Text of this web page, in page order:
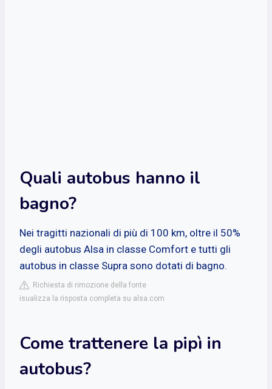
Quali autobus hanno il
bagno?
Nei tragitti nazionali di più di 100 km, oltre il 50%
degli autobus Alsa in classe Comfort e tutti gli
autobus in classe Supra sono dotati di bagno.
Richiesta di rimozione della fonte
isualizza la risposta completa su alsa.com
Come trattenere la pipì in
autobus?